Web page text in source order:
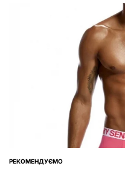
ОПУБЛІКУВАТИ
РЕКОМЕНДУЄМО